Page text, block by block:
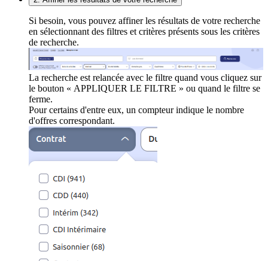
Si besoin, vous pouvez affiner les résultats de votre recherche
en sélectionnant des filtres et critères présents sous les critères
de recherche.
La recherche est relancée avec le filtre quand vous cliquez sur
le bouton « APPLIQUER LE FILTRE » ou quand le filtre se
ferme.
Pour certains d'entre eux, un compteur indique le nombre
d'offres correspondant.